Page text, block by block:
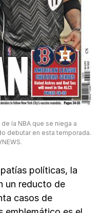
la NBA que se niega a
debutar en esta temporada.
políticas, la
un reducto de
casos de